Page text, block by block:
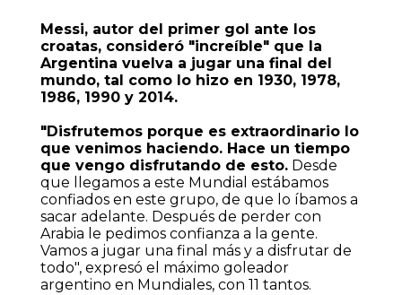
Messi, autor del primer gol ante los
croatas, consideró "increíble" que la
Argentina vuelva a jugar una final del
mundo, tal como lo hizo en 1930, 1978,
1986, 1990 y 2014.
"Disfrutemos porque es extraordinario lo
que venimos haciendo. Hace un tiempo
que vengo disfrutando de esto.Desde
que llegamos a este Mundial estábamos
confiados en este grupo, de que lo íbamos a
sacar adelante. Después de perder con
Arabia le pedimos confianza a la gente.
Vamos a jugar una final más y a disfrutar de
todo", expresó el máximo goleador
argentino en Mundiales, con 11 tantos.